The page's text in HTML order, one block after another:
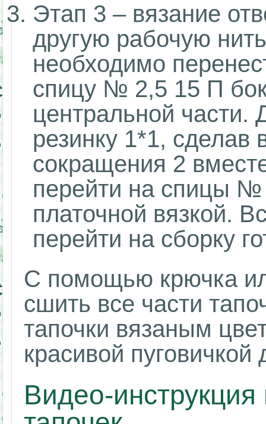
Этап 3 – вязание
другую рабочую
необходимо
спицу № 2,5 15 П
центральной части.
резинку 1*1, сделав
сокращения 2
перейти на спицы №
платочной вязкой.
перейти на сборку
С помощью крючка
сшить все части
тапочки вязаным
красивой
Видео-